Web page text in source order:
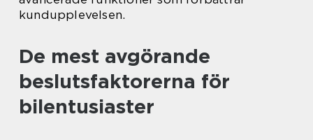
kundupplevelsen.
De mest avgörande
beslutsfaktorerna för
bilentusiaster